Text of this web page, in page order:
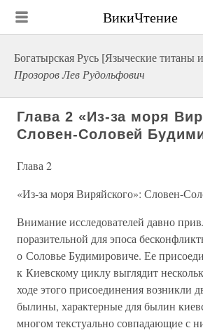
ВикиЧтение
Богатырская Русь [Языческие титаны
Прозоров Лев Рудольфович
Глава 2 «Из-за моря
Словен-Соловей
Глава 2
«Из-за моря Виряйского»: Словен-
Внимание исследователей давно
поразительной для эпоса
о Соловье Будимировиче. Ее
к Киевскому циклу выглядит
ходе этого присоединения возникли
былины, характерные для былин
многом текстуально совпадающие с